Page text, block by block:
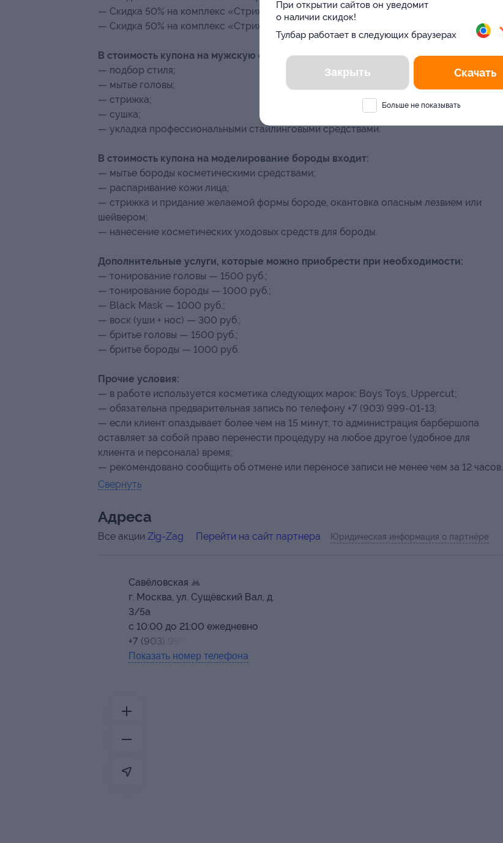
— Скидка 50% на комплекс «Стрижка + борода» (1300 руб. вместо 2600 руб.)
— Скидка 50% на комплекс «Стрижка + борода + воск» (1500 руб. вместо 3000 руб.)
В стоимость купона на мужскую стрижку входит:
— подбор стиля;
— мытье головы;
— стрижка;
— сушка;
— укладка профессиональными стайлинговыми средствами.
В стоимость купона на моделирование бороды входит:
— мытье бороды косметическими средствами;
— распаривание кожи лица;
— стрижка и придание желаемой формы бороде, окантовка опасным лезвием или
шейвером;
— нанесение косметических уходовых средств для бороды.
Дополнительные услуги, которые можно приобрести при необходимости:
— тонирование головы — 1500 руб.;
— тонирование бороды — 1000 руб.;
— Black Mask — 1000 руб.;
— воск (уши + нос) — 300 руб.;
— бритье головы — 1500 руб.;
— бритье бороды — 1000 руб.
Прочие условия:
— в работе используется косметика следующих марок: Boys Toys, Uppercut;
— обязательна предварительная запись по телефону +7 (903) 999-01-13;
— если клиент опаздывает более чем на 15 минут, то администрация барбершопа
оставляет за собой право перенести процедуру на любое другое (удобное для
клиента и персонала) время;
— рекомендовано сообщить об отмене или переносе записи не менее чем за 12 часов.
Свернуть
Адресa
Все акции Zig-Zag Перейти на сайт партнера Юридическая информация о партнёре
Савёловская
г. Москва, ул. Сущёвский Вал, д.
3/5а
с 10:00 до 21:00 ежедневно
+7 (903) 999-01-13
Показать номер телефона
При открытии сайтов он уведомит
о наличии скидок!
Тулбар работает в следующих браузерах
Закрыть Скачать
Больше не показывать